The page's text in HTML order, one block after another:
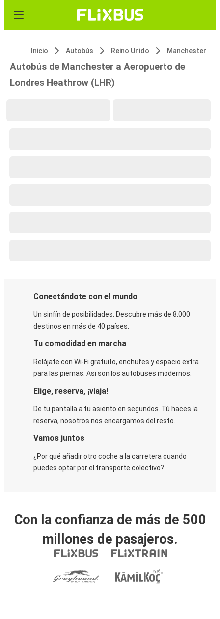
Inicio Autobús Reino Unido Manchester
Autobús de Manchester a Aeropuerto de
Londres Heathrow (LHR)
Conectándote con el mundo
Un sinfín de posibilidades. Descubre más de 8.000
destinos en más de 40 países.
Tu comodidad en marcha
Relájate con Wi-Fi gratuito, enchufes y espacio extra
para las piernas. Así son los autobuses modernos.
Elige, reserva, ¡viaja!
De tu pantalla a tu asiento en segundos. Tú haces la
reserva, nosotros nos encargamos del resto.
Vamos juntos
¿Por qué añadir otro coche a la carretera cuando
puedes optar por el transporte colectivo?
Con la confianza de más de 500
millones de pasajeros.